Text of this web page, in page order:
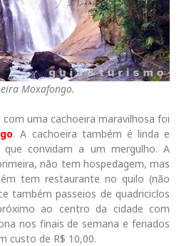
Moxafongo.
uma cachoeira maravilhosa foi
. A cachoeira também é linda e
que convidam a um mergulho. A
não tem hospedagem, mas
tem restaurante no quilo (não
também passeios de quadriciclos
ao centro da cidade com
nos finais de semana e feriados
custo de R$ 10,00.